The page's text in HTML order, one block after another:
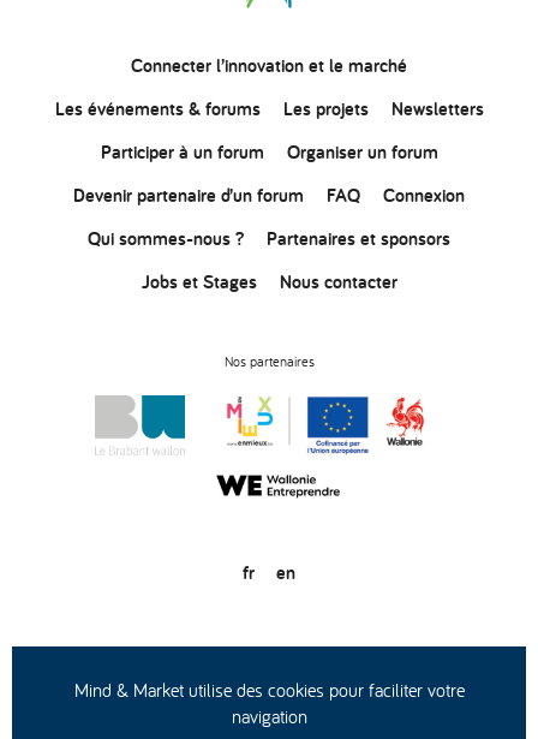
Connecterl’innovationet le marché
Les événements & forums
Les projets
Newsletters
Participer à un forum
Organiser un forum
Devenir partenaire d’un forum
FAQ
Connexion
Qui sommes-nous ?
Partenaires et sponsors
Jobs et Stages
Nous contacter
Nos partenaires
fr en
© Copyright 2020
Conditions générales d’utilisation
Protection des données
Mind & Market utilise des cookies pour faciliter votre
navigation